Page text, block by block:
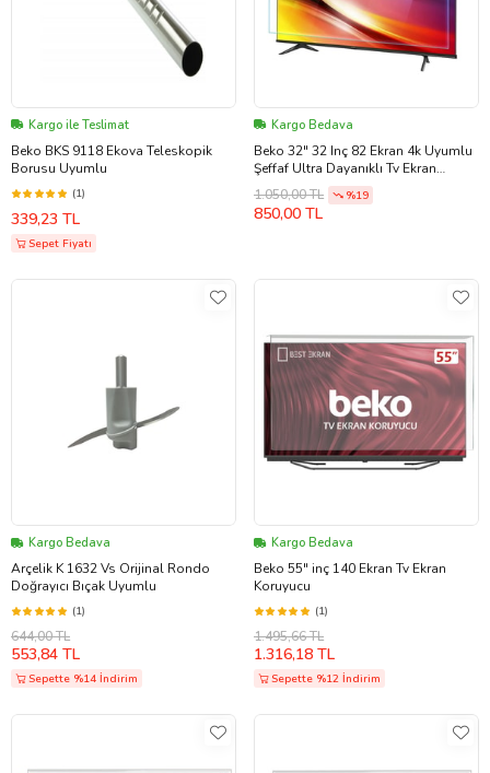
Kargo ile Teslimat
Beko BKS 9118 Ekova Teleskopik
Borusu Uyumlu
(1)
339,23 TL
Sepet Fiyatı
Kargo Bedava
Beko 32" 32 Inç 82 Ekran 4k Uyumlu
Şeffaf Ultra Dayanıklı Tv Ekran
KORUYUCU
1.050,00 TL %19
850,00 TL
Kargo Bedava
Arçelik K 1632 Vs Orijinal Rondo
Doğrayıcı Bıçak Uyumlu
(1)
644,00 TL
553,84 TL
Sepette %14 İndirim
Kargo Bedava
Beko 55" inç 140 Ekran Tv Ekran
Koruyucu
(1)
1.495,66 TL
1.316,18 TL
Sepette %12 İndirim